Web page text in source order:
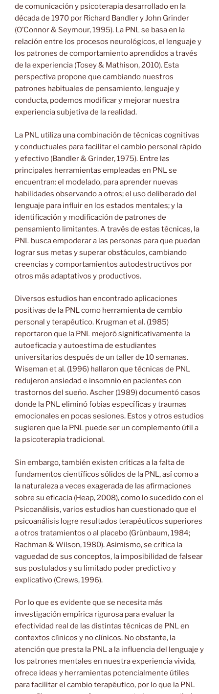
de comunicación y psicoterapia desarrollado en la
década de 1970 por Richard Bandler y John Grinder
(O’Connor & Seymour, 1995). La PNL se basa en la
relación entre los procesos neurológicos, el lenguaje y
los patrones de comportamiento aprendidos a través
de la experiencia (Tosey & Mathison, 2010). Esta
perspectiva propone que cambiando nuestros
patrones habituales de pensamiento, lenguaje y
conducta, podemos modificar y mejorar nuestra
experiencia subjetiva de la realidad.
La PNL utiliza una combinación de técnicas cognitivas
y conductuales para facilitar el cambio personal rápido
y efectivo (Bandler & Grinder, 1975). Entre las
principales herramientas empleadas en PNL se
encuentran: el modelado, para aprender nuevas
habilidades observando a otros; el uso deliberado del
lenguaje para influir en los estados mentales; y la
identificación y modificación de patrones de
pensamiento limitantes. A través de estas técnicas, la
PNL busca empoderar a las personas para que puedan
lograr sus metas y superar obstáculos, cambiando
creencias y comportamientos autodestructivos por
otros más adaptativos y productivos.
Diversos estudios han encontrado aplicaciones
positivas de la PNL como herramienta de cambio
personal y terapéutico. Krugman et al. (1985)
reportaron que la PNL mejoró significativamente la
autoeficacia y autoestima de estudiantes
universitarios después de un taller de 10 semanas.
Wiseman et al. (1996) hallaron que técnicas de PNL
redujeron ansiedad e insomnio en pacientes con
trastornos del sueño. Ascher (1989) documentó casos
donde la PNL eliminó fobias específicas y traumas
emocionales en pocas sesiones. Estos y otros estudios
sugieren que la PNL puede ser un complemento útil a
la psicoterapia tradicional.
Sin embargo, también existen críticas a la falta de
fundamentos científicos sólidos de la PNL, así como a
la naturaleza a veces exagerada de las afirmaciones
sobre su eficacia (Heap, 2008), como lo sucedido con el
Psicoanálisis, varios estudios han cuestionado que el
psicoanálisis logre resultados terapéuticos superiores
a otros tratamientos o al placebo (Grünbaum, 1984;
Rachman & Wilson, 1980). Asimismo, se critica la
vaguedad de sus conceptos, la imposibilidad de falsear
sus postulados y su limitado poder predictivo y
explicativo (Crews, 1996).
Por lo que es evidente que se necesita más
investigación empírica rigurosa para evaluar la
efectividad real de las distintas técnicas de PNL en
contextos clínicos y no clínicos. No obstante, la
atención que presta la PNL a la influencia del lenguaje y
los patrones mentales en nuestra experiencia vivida,
ofrece ideas y herramientas potencialmente útiles
para facilitar el cambio terapéutico, por lo que la PNL